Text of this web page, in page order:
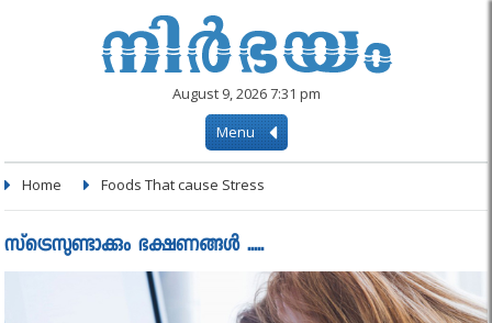
August 9, 2026 7:31 pm
Menu
Home Foods That cause Stress
സ്‌ട്രെസുണ്ടാക്കും ഭക്ഷണങ്ങൾ .....